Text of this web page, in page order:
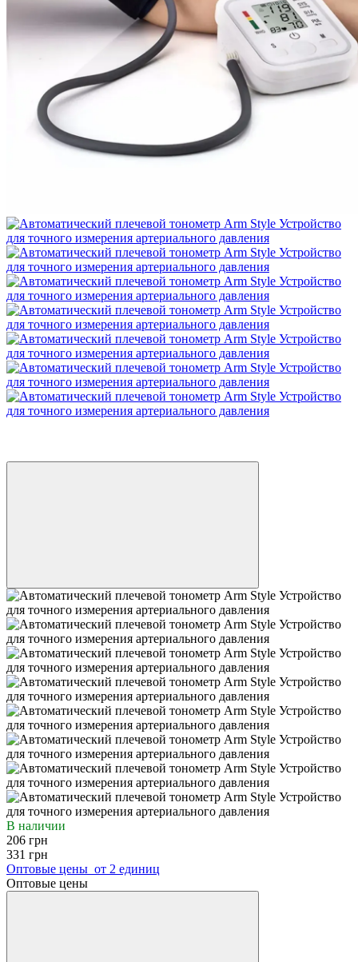
В наличии
206 грн
331 грн
Оптовые цены от 2 единиц
Оптовые цены